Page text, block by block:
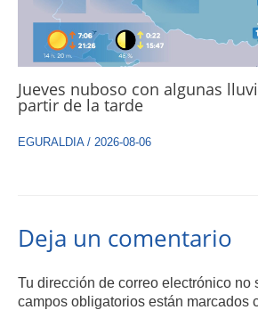
Jueves nuboso con algunas
partir de la tarde
EGURALDIA/ 2026-08-06
Deja un comentario
Tu dirección de correo electrónico no
campos obligatorios están marcados